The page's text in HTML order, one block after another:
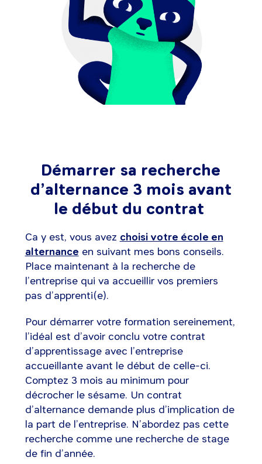
Démarrer sa recherche
d’alternance 3 mois avant
le début du contrat
Ca y est, vous avez choisi votre école en
alternance en suivant mes bons conseils.
Place maintenant à la recherche de
l’entreprise qui va accueillir vos premiers
pas d’apprenti(e).
Pour démarrer votre formation sereinement,
l’idéal est d’avoir conclu votre contrat
d’apprentissage avec l’entreprise
accueillante avant le début de celle-ci.
Comptez 3 mois au minimum pour
décrocher le sésame. Un contrat
d’alternance demande plus d’implication de
la part de l’entreprise. N’abordez pas cette
recherche comme une recherche de stage
de fin d’année.